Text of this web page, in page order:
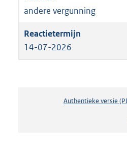
andere vergunning
14-07-2026
Authentieke versie